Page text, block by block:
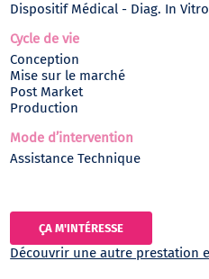
Dispositif Médical - Diag. In Vitro
Cycle de vie
Conception
Mise sur le marché
Post Market
Production
Mode d’intervention
Assistance Technique
ÇA M'INTÉRESSE
Découvrir une autre prestation